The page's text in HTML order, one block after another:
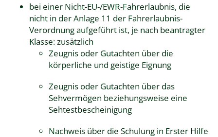
bei einer Nicht-EU-/EWR-Fahrerlaubnis, die
nicht in derAnlage 11 der Fahrerlaubnis-
Verordnungaufgeführt ist, je nach beantragter
Klasse: zusätzlich
Zeugnis oder Gutachten über die
körperliche und geistige Eignung
Zeugnis oder Gutachten über das
Sehvermögen beziehungsweise eine
Sehtestbescheinigung
Nachweis über die Schulung in Erster Hilfe